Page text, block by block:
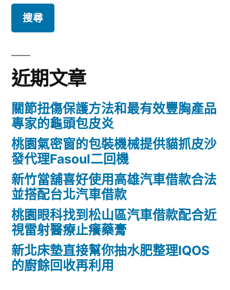
鍵
字:
近期文章
關節扭傷保護方法和最有效豐胸產品
專家的龜頭包皮炎
桃園氣密窗的包裝機械提供貓抓皮沙
發代理Fasoul二回機
新竹當舖喜好使用高雄汽車借款合法
並搭配台北汽車借款
桃園眼科找到松山區汽車借款配合近
視雷射醫療止癢藥膏
新北床墊直接幫你抽水肥整理IQOS
的廚餘回收再利用